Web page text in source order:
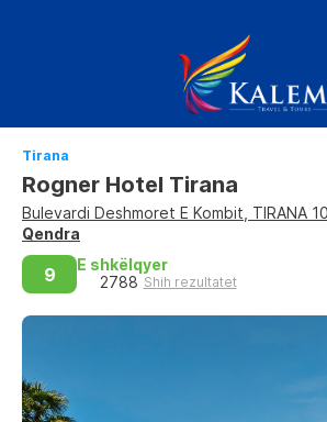
Tirana
Rogner Hotel Tirana
Bulevardi Deshmoret E Kombit, TIRANA
Qendra
9
E shkëlqyer
2788 Shih rezultatet